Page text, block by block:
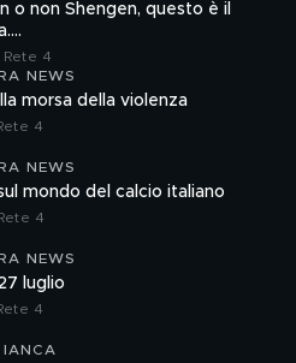
o non Shengen, questo è il
4
NEWS
morsa della violenza
4
NEWS
mondo del calcio italiano
4
NEWS
luglio
4